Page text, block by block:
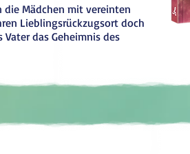
die Mädchen mit vereinten
Lieblingsrückzugsort doch
das Geheimnis des